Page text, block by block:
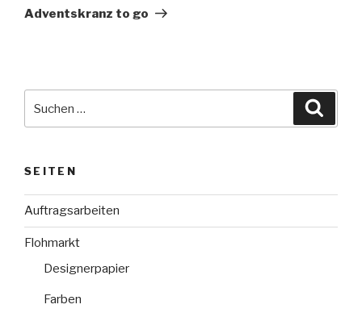
Beitrag
Adventskranz to go
nach:
SEITEN
Auftragsarbeiten
Flohmarkt
Designerpapier
Farben